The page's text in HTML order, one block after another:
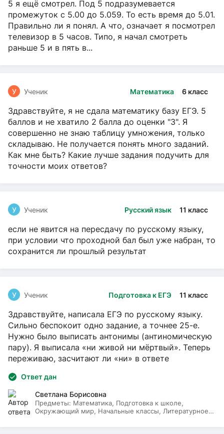
5 я ещё смотрел. Под 5 подразумевается
промежуток с 5.00 до 5.059. То есть время до 5.01.
Правильно ли я понял. А что, означает я посмотрел
телевизор в 5 часов. Типо, я начал смотреть
раньше 5 и в пять в...
Математика 6 класс
У Ученик
Здравствуйте, я не сдала математику базу ЕГЭ. 5
баллов и не хватило 2 балла до оценки "3". Я
совершенно не знаю таблицу умножения, только
складываю. Не получается понять много заданий.
Как мне быть? Какие лучше задания подучить для
точности моих ответов?
Русский язык 11 класс
У Ученик
если не явится на пересдачу по русскому языку,
при условии что проходной бал был уже набран, то
сохранится ли прошлый результат
Подготовка к ЕГЭ 11 класс
У Ученик
Здравствуйте, написала ЕГЭ по русскому языку.
Сильно беспокоит одно задание, а точнее 25-е.
Нужно было выписать антонимы (антиномическую
пару). Я выписала «ни живой ни мёртвый». Теперь
переживаю, засчитают ли «ни» в ответе
Ответ дан
Светлана Борисовна
Предметы: Математика, Подготовка к школе,
Окружающий мир, Начальные классы, Литературное